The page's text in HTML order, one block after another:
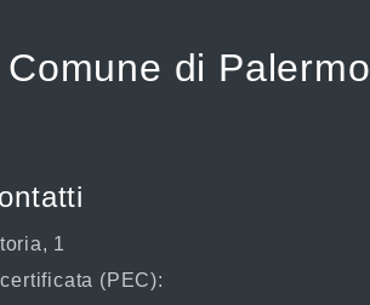
Comune di Palermo
1
(PEC):